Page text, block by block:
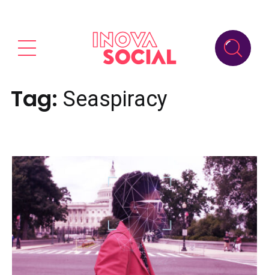
Tag: Seaspiracy